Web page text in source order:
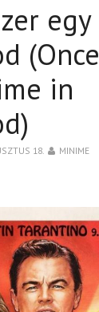
egy
(Once
in
18. MINIME